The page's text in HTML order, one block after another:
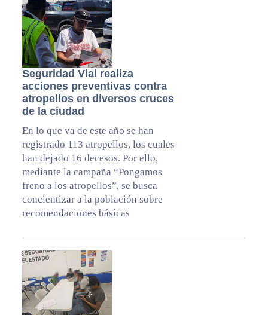
Seguridad Vial realiza
acciones preventivas contra
atropellos en diversos cruces
de la ciudad
En lo que va de este año se han
registrado 113 atropellos, los cuales
han dejado 16 decesos. Por ello,
mediante la campaña “Pongamos
freno a los atropellos”, se busca
concientizar a la población sobre
recomendaciones básicas